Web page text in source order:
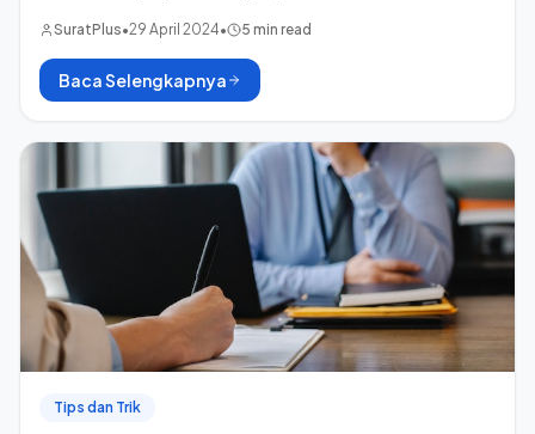
SuratPlus•29 April 2024• 5 min read
Baca Selengkapnya
Tips dan Trik